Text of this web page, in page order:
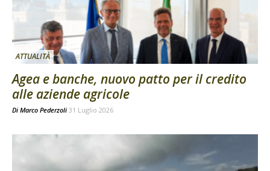
ATTUALITÀ
Agea e banche, nuovo patto per il credito
alle aziende agricole
Di Marco Pederzoli 31 Luglio 2026